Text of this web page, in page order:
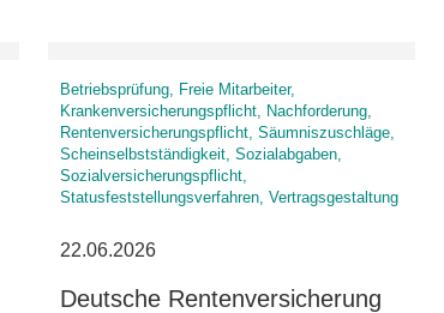
Betriebsprüfung, Freie Mitarbeiter,
Krankenversicherungspflicht, Nachforderung,
Rentenversicherungspflicht, Säumniszuschläge,
Scheinselbstständigkeit, Sozialabgaben,
Sozialversicherungspflicht,
Statusfeststellungsverfahren, Vertragsgestaltung
22.06.2026
Deutsche Rentenversicherung